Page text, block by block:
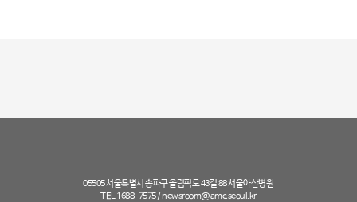
05505 서울특별시 송파구 올림픽로 43길 88 서울아산병원
TEL 1688-7575 /newsroom@amc.seoul.kr